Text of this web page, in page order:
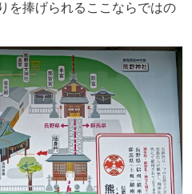
を捧げられるここならではの